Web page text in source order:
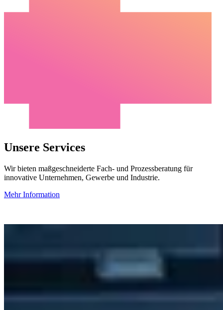
Unsere Services
Wir bieten maßgeschneiderte Fach- und Prozessberatung für
innovative Unternehmen, Gewerbe und Industrie.
Mehr Information